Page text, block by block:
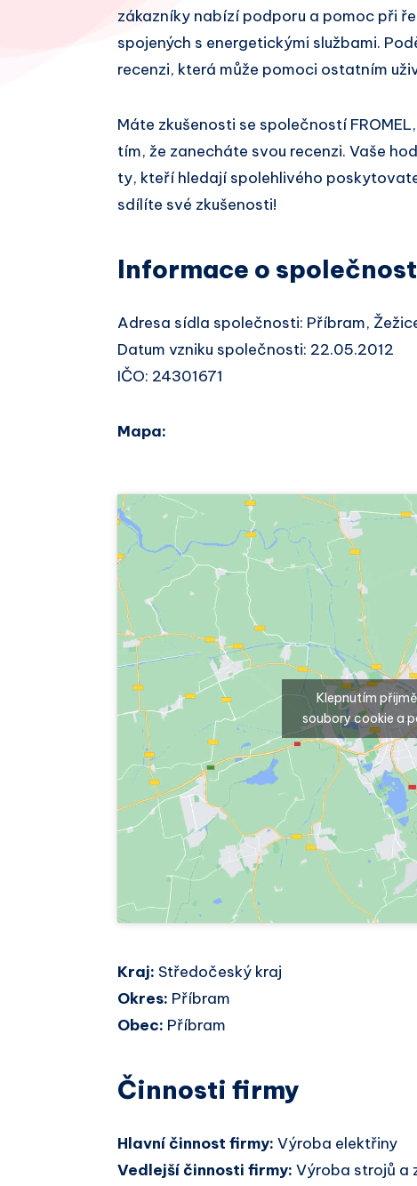
Telegram
Whatsapp
zákazníky nabízí podporu a pomoc při
spojených s energetickými službami.
recenzi, která může pomoci ostatním
Máte zkušenosti se společností
tím, že zanecháte svou recenzi. Vaše
ty, kteří hledají spolehlivého
sdílíte své zkušenosti!
Informace o
Adresa sídla společnosti: Příbram,
Datum vzniku společnosti: 22.05.2012
IČO: 24301671
Mapa:
Klepnutím
soubory cookie a
Kraj: Středočeský kraj
Okres: Příbram
Obec: Příbram
Činnosti firmy
Hlavní činnost firmy: Výroba elektřiny
Vedlejší činnosti firmy: Výroba strojů a